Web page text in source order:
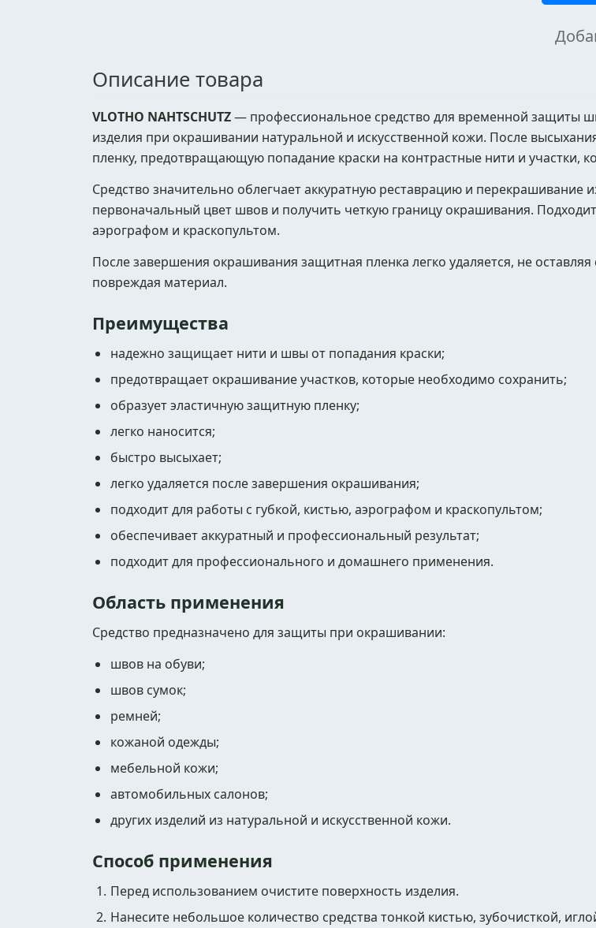
Описание товара
VLOTHO NAHTSCHUTZ— профессиональное средство для временной защиты
изделия при окрашивании натуральной и искусственной кожи. После
пленку, предотвращающую попадание краски на контрастные нити и участки,
Средство значительно облегчает аккуратную реставрацию и перекрашивание
первоначальный цвет швов и получить четкую границу окрашивания.
аэрографом и краскопультом.
После завершения окрашивания защитная пленка легко удаляется, не
повреждая материал.
Преимущества
надежно защищает нити и швы от попадания краски;
предотвращает окрашивание участков, которые необходимо сохранить;
образует эластичную защитную пленку;
легко наносится;
быстро высыхает;
легко удаляется после завершения окрашивания;
подходит для работы с губкой, кистью, аэрографом и краскопультом;
обеспечивает аккуратный и профессиональный результат;
подходит для профессионального и домашнего применения.
Область применения
Средство предназначено для защиты при окрашивании:
швов на обуви;
швов сумок;
ремней;
кожаной одежды;
мебельной кожи;
автомобильных салонов;
других изделий из натуральной и искусственной кожи.
Способ применения
Перед использованием очистите поверхность изделия.
Нанесите небольшое количество средства тонкой кистью, зубочисткой,